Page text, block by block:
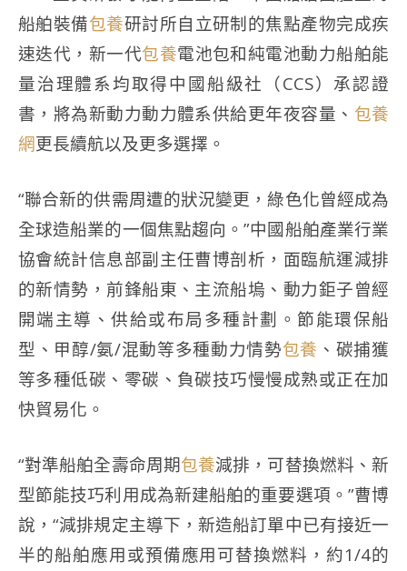
船舶裝備包養研討所自立研制的焦點產物完成疾
速迭代，新一代包養電池包和純電池動力船舶能
量治理體系均取得中國船級社（CCS）承認證
書，將為新動力動力體系供給更年夜容量、 包養
網更長續航以及更多選擇。
“聯合新的供需周遭的狀況變更，綠色化曾經成為
全球造船業的一個焦點趨向。”中國船舶產業行業
協會統計信息部副主任曹博剖析，面臨航運減排
的新情勢，前鋒船東、主流船塢、動力鉅子曾經
開端主導、供給或布局多種計劃。節能環保船
型、甲醇/氨/混動等多種動力情勢包養 、碳捕獲
等多種低碳、零碳、負碳技巧慢慢成熟或正在加
快貿易化。
“對準船舶全壽命周期包養減排，可替換燃料、新
型節能技巧利用成為新建船舶的重要選項。”曹博
說，“減排規定主導下，新造船訂單中已有接近一
半的船舶應用或預備應用可替換燃料，約1/4的